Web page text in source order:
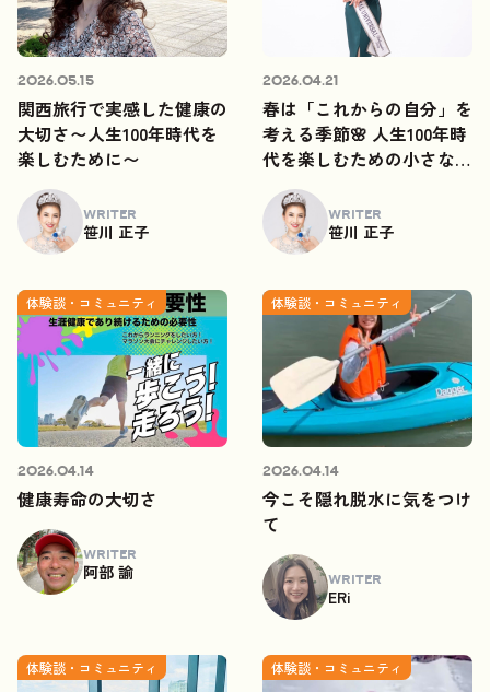
2026.05.15
関西旅行で実感した健康の
大切さ〜人生100年時代を
楽しむために〜
WRITER
笹川 正子
2026.04.21
春は「これからの自分」を
考える季節🌸 人生100年時
代を楽しむための小さな勇
WRITER
笹川 正子
体験談・コミュニティ
2026.04.14
健康寿命の大切さ
WRITER
阿部 諭
体験談・コミュニティ
2026.04.14
今こそ隠れ脱水に気をつけ
て
WRITER
ERi
体験談・コミュニティ 体験談・コミュニティ